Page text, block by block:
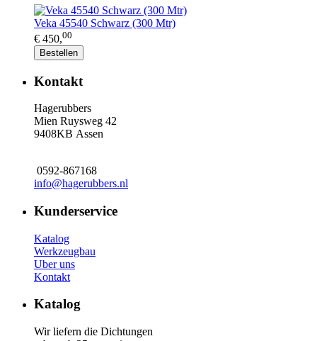
Veka 45540 Schwarz (300 Mtr)
€ 450,00
Bestellen
Kontakt
Hagerubbers
Mien Ruysweg 42
9408KB Assen
0592-867168
info@hagerubbers.nl
Kunderservice
Katalog
Werkzeugbau
Uber uns
Kontakt
Katalog
Wir liefern die Dichtungen